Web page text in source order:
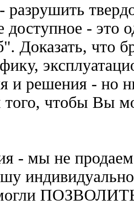
доступное - это
Доказать, что
и решения - но
того, чтобы
- мы не